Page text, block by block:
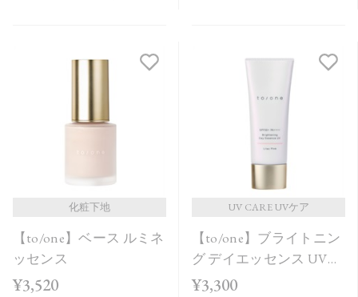
化粧下地
【to/one】ベース ルミネ
ッセンス
¥3,520
UV CARE UVケア
【to/one】ブライトニン
グ デイエッセンス UV
Lilac Pink
¥3,300